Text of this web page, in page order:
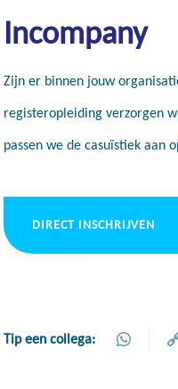
Incompany
Zijn er binnen jouw
registeropleiding verzorgen
passen we de casuïstiek aan
DIRECT INSCHRIJVEN
Tip een collega: